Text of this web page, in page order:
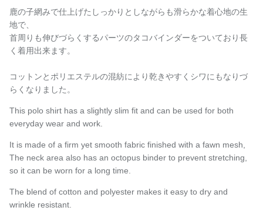
鹿の子網みで仕上げたしっかりとしながらも滑らかな着心地の生
地で、
首周りも伸びづらくするパーツのタコバインダーをついており長
く着用出来ます。
コットンとポリエステルの混紡により乾きやすくシワにもなりづ
らくなりました。
This polo shirt has a slightly slim fit and can be used for both
everyday wear and work.
It is made of a firm yet smooth fabric finished with a fawn mesh,
The neck area also has an octopus binder to prevent stretching,
so it can be worn for a long time.
The blend of cotton and polyester makes it easy to dry and
wrinkle resistant.